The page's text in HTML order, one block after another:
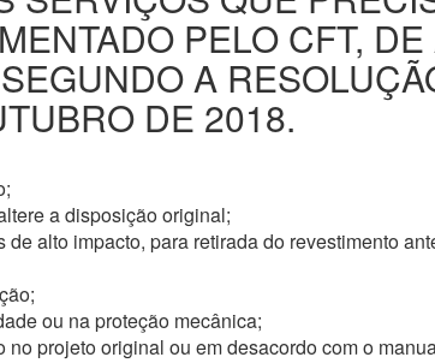
PELO CFT,
A
DE 2018.
a disposição original;
alto impacto, para retirada do revestimento
ou na proteção mecânica;
projeto original ou em desacordo com o